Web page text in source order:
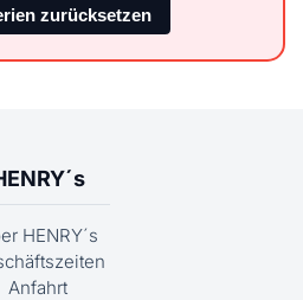
HENRY´s
Anfahrt